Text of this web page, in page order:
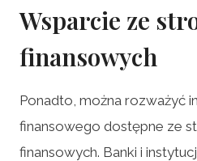
Wsparcie ze
finansowych
Ponadto, można rozważyć
finansowego dostępne ze
finansowych. Banki i